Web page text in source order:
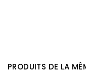
PRODUITS DE LA